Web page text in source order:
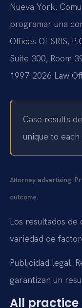
Nueva York.
programar una
Offices Of SRIS,
Suite 300, Room
1997-2026 Law
Case results
unique to each
Attorney advertising.
outcome.
Los resultados de
variedad de
Publicidad legal.
garantizan un
All practice